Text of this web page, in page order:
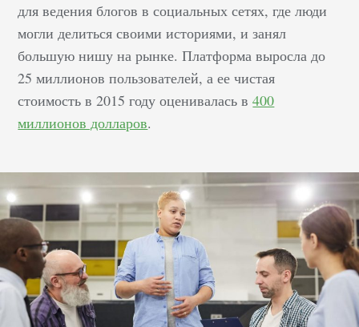
для ведения блогов в социальных сетях, где люди
могли делиться своими историями, и занял
большую нишу на рынке. Платформа выросла до
25 миллионов пользователей, а ее чистая
стоимость в 2015 году оценивалась в400
миллионов долларов.